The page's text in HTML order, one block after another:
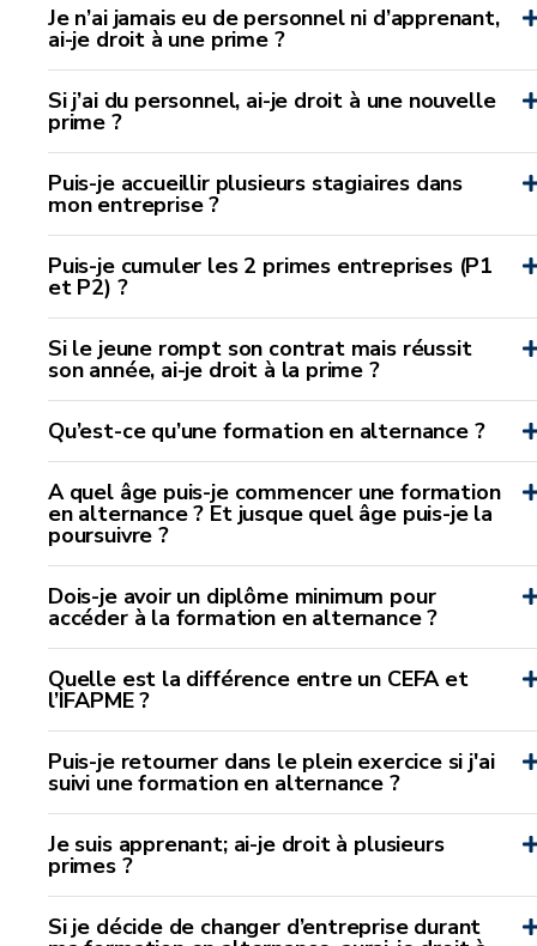
Je n’ai jamais eu de personnel ni d’apprenant,
ai-je droit à une prime ?
Si j’ai du personnel, ai-je droit à une nouvelle
prime ?
Puis-je accueillir plusieurs stagiaires dans
mon entreprise ?
Puis-je cumuler les 2 primes entreprises (P1
et P2) ?
Si le jeune rompt son contrat mais réussit
son année, ai-je droit à la prime ?
Qu’est-ce qu’une formation en alternance ?
A quel âge puis-je commencer une formation
en alternance ? Et jusque quel âge puis-je la
poursuivre ?
Dois-je avoir un diplôme minimum pour
accéder à la formation en alternance ?
Quelle est la différence entre un CEFA et
l’IFAPME ?
Puis-je retourner dans le plein exercice si j'ai
suivi une formation en alternance ?
Je suis apprenant; ai-je droit à plusieurs
primes ?
Si je décide de changer d’entreprise durant